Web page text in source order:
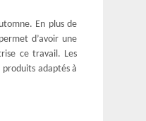
En plus de
d’avoir une
ce travail. Les
adaptés à